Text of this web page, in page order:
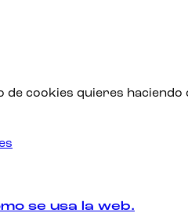
de cookies quieres haciendo
se usa la web.